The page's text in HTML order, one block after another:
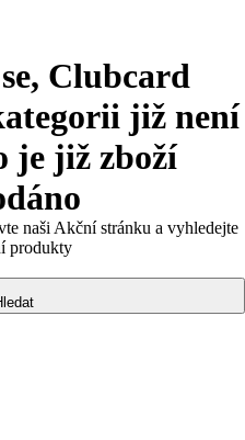
Clubcard
již není
je již zboží
naši Akční stránku a vyhledejte
produkty